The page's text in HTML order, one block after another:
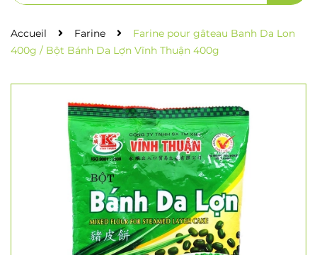
Accueil Farine
Farine pour gâteau Banh Da Lon
400g / Bột Bánh Da Lợn Vĩnh Thuận 400g